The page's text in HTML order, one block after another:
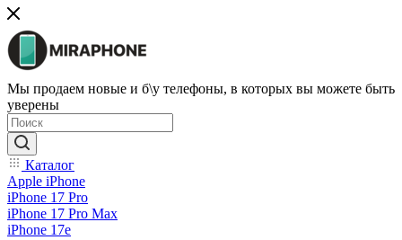
Мы продаем новые и б\у телефоны, в которых вы можете быть
уверены
Каталог
Apple iPhone
iPhone 17 Pro
iPhone 17 Pro Max
iPhone 17e